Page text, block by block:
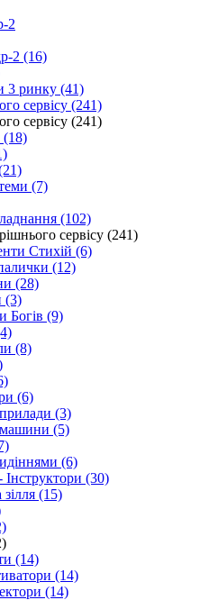
2
2 (16)
3 ринку (41)
сервісу (241)
сервісу (241)
(18)
(7)
(102)
сервісу (241)
Стихій (6)
(12)
(28)
(3)
Богів (9)
(8)
(6)
(3)
машини (5)
(6)
Інструктори (30)
(15)
(14)
(14)
(14)